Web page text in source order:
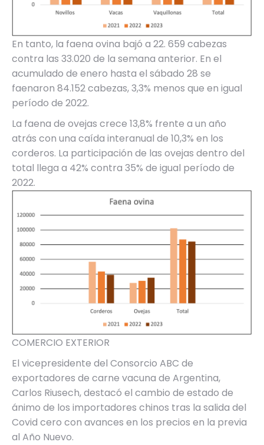
En tanto, la faena ovina bajó a 22. 659 cabezas
contra las 33.020 de la semana anterior. En el
acumulado de enero hasta el sábado 28 se
faenaron 84.152 cabezas, 3,3% menos que en igual
período de 2022.
La faena de ovejas crece 13,8% frente a un año
atrás con una caída interanual de 10,3% en los
corderos. La participación de las ovejas dentro del
total llega a 42% contra 35% de igual período de
2022.
COMERCIO EXTERIOR
El vicepresidente del Consorcio ABC de
exportadores de carne vacuna de Argentina,
Carlos Riusech, destacó el cambio de estado de
ánimo de los importadores chinos tras la salida del
Covid cero con avances en los precios en la previa
al Año Nuevo.